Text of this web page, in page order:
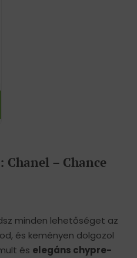
– Chance
minden lehetőséget az
és keményen dolgozol
és elegáns chypre-